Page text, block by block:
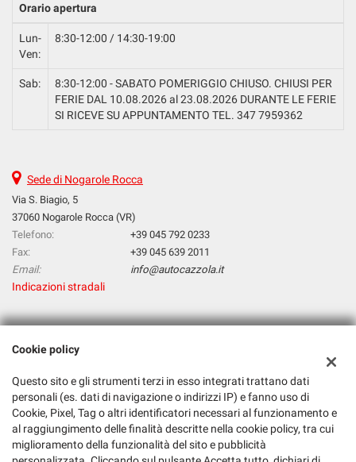
Orario apertura
Lun-
Ven:
8:30-12:00 / 14:30-19:00
Sab:
8:30-12:00 - SABATO POMERIGGIO CHIUSO. CHIUSI PER
FERIE DAL 10.08.2026 al 23.08.2026 DURANTE LE FERIE
SI RICEVE SU APPUNTAMENTO TEL. 347 7959362
Sede di Nogarole Rocca
Via S. Biagio, 5
37060 Nogarole Rocca (VR)
Telefono:
+39 045 792 0233
Fax:
+39 045 639 2011
Email:
info@autocazzola.it
Indicazioni stradali
Dati fiscali:
Via S. Biagio, 5, Nogarole Rocca (VR)
C.F/P.IVA:03265120232
Registro delle imprese:VR
Cookie policy
Questo sito e gli strumenti terzi in esso integrati trattano dati
personali (es. dati di navigazione o indirizzi IP) e fanno uso di
Cookie, Pixel, Tag o altri identificatori necessari al funzionamento e
al raggiungimento delle finalità descritte nella cookie policy, tra cui
miglioramento della funzionalità del sito e pubblicità